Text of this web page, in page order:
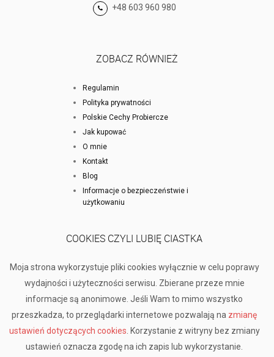
+48 603 960 980
ZOBACZ RÓWNIEŻ
Regulamin
Polityka prywatności
Polskie Cechy Probiercze
Jak kupować
O mnie
Kontakt
Blog
Informacje o bezpieczeństwie i
użytkowaniu
COOKIES CZYLI LUBIĘ CIASTKA
Moja strona wykorzystuje pliki cookies wyłącznie w celu poprawy
wydajności i użyteczności serwisu. Zbierane przeze mnie
informacje są anonimowe. Jeśli Wam to mimo wszystko
przeszkadza, to przeglądarki internetowe pozwalają na zmianę
ustawień dotyczących cookies . Korzystanie z witryny bez zmiany
ustawień oznacza zgodę na ich zapis lub wykorzystanie.